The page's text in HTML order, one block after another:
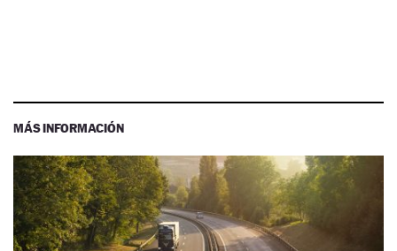
MÁS INFORMACIÓN